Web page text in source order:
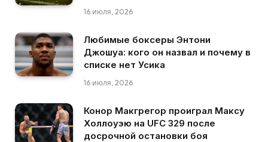
16 июля, 2026
Любимые боксеры Энтони
Джошуа: кого он назвал и почему в
списке нет Усика
16 июля, 2026
Конор Макгрегор проиграл Максу
Холлоуэю на UFC 329 после
досрочной остановки боя